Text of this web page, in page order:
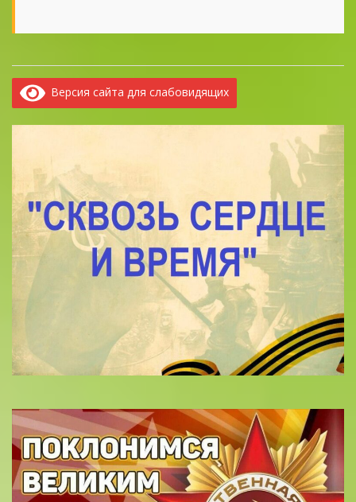
Версия сайта для слабовидящих